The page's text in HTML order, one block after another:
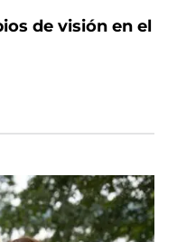
de visión en el